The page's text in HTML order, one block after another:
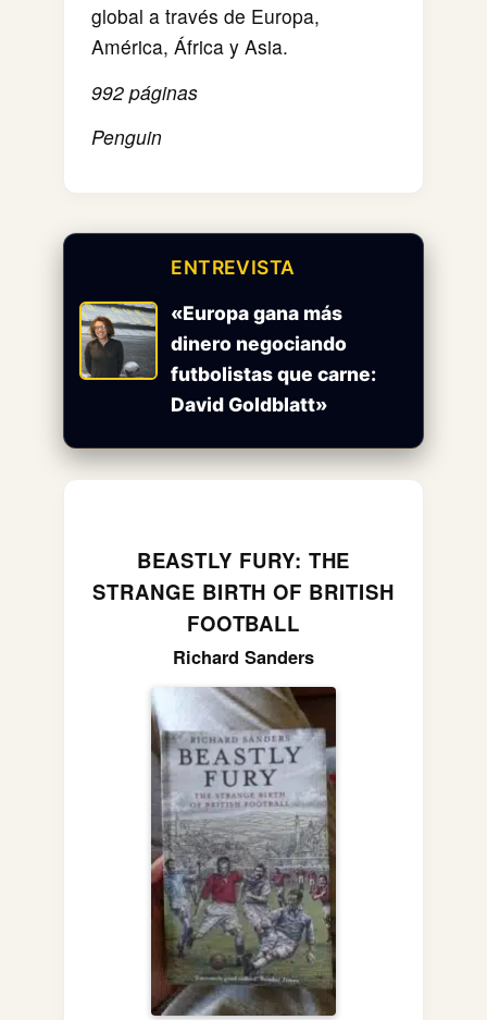
global a través de Europa,
América, África y Asia.
992 páginas
Penguin
ENTREVISTA
«Europa gana más
dinero negociando
futbolistas que carne:
David Goldblatt»
BEASTLY FURY: THE
STRANGE BIRTH OF BRITISH
FOOTBALL
Richard Sanders